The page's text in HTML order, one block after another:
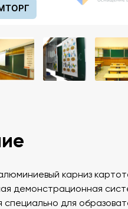
карниз
демонстрационная
специально для